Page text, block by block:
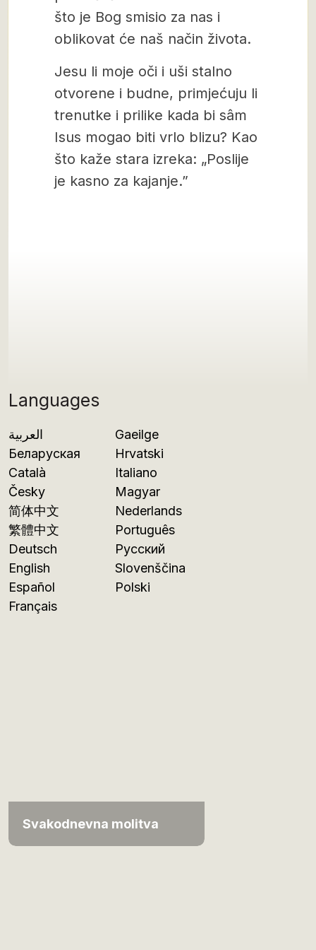
Languages
العربية
Беларуская
Català
Česky
简体中文
繁體中文
Deutsch
English
Español
Français
Gaeilge
Hrvatski
Italiano
Magyar
Nederlands
Português
Русский
Slovenščina
Polski
Svakodnevna molitva
što je Bog smisio za nas i
oblikovat će naš način života.
Jesu li moje oči i uši stalno
otvorene i budne, primjećuju li
trenutke i prilike kada bi sâm
Isus mogao biti vrlo blizu? Kao
što kaže stara izreka: „Poslije
je kasno za kajanje.”